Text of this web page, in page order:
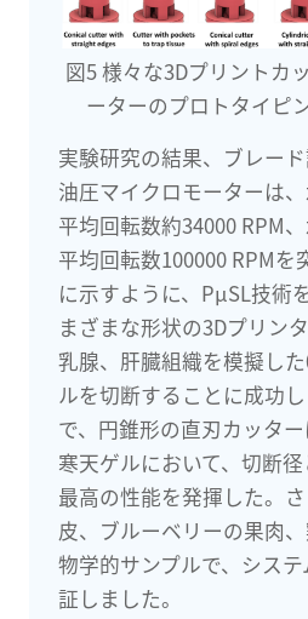
図5 様々な3Dプリントカ
ーターのプロトタイピ
実験研究の結果、ブレー
油圧マイクロモーターは
平均回転数約34000 RPM
平均回転数100000 RPMを
に示すように、PμSL技術
まざまな形状の3Dプリン
乳腺、肝臓組織を模擬し
ルを切断することに成功
で、円錐形の直刃カッタ
寒天ゲルにおいて、切断
最高の性能を発揮した。
皮、ブルーベリーの果肉
物学的サンプルで、シス
証しました。